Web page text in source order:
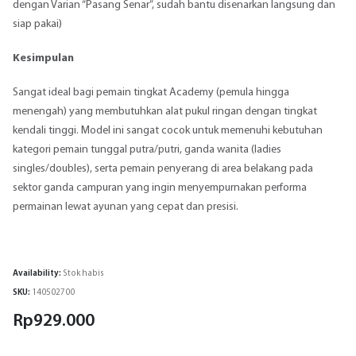
dengan Varian “Pasang Senar”, sudah bantu disenarkan langsung dan
siap pakai)
Kesimpulan
Sangat ideal bagi pemain tingkat Academy (pemula hingga
menengah) yang membutuhkan alat pukul ringan dengan tingkat
kendali tinggi. Model ini sangat cocok untuk memenuhi kebutuhan
kategori pemain tunggal putra/putri, ganda wanita (ladies
singles/doubles), serta pemain penyerang di area belakang pada
sektor ganda campuran yang ingin menyempurnakan performa
permainan lewat ayunan yang cepat dan presisi.
Availability: Stok habis
SKU: 140502700
Rp929.000